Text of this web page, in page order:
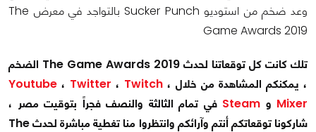
وعد ضخم من استوديو Sucker Punch بالتواجد في معرض The
Game Awards 2019
تلك كانت كل توقعاتنا لحدث The Game Awards 2019 الضخم
، يمكنكم المشاهدة من خلال
Youtube ، Twitter ، Twitch ،
Mixer و Steam في تمام الثالثة والنصف فجراً بتوقيت مصر ،
شاركونا توقعاتكم أنتم وآرائكم وانتظروا منا تغطية مباشرة لحدث The